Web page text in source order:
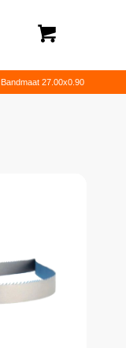
Bandmaat 27.00x0.90